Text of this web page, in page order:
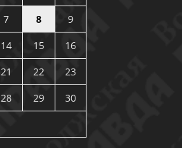
7 8
9
14 15
16
21 22
23
28 29
30